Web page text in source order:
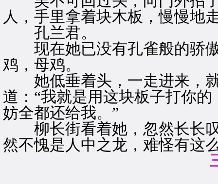
人，手里拿着块木板，慢慢地
孔兰君。
现在她已没有孔雀般的骄傲
鸡，母鸡。
她低垂着头，一走进来，就
道：“我就是用这块板子打你
妨全都还给我。”
柳长街看着她，忽然长长叹
然不愧是人中之龙，难怪有这